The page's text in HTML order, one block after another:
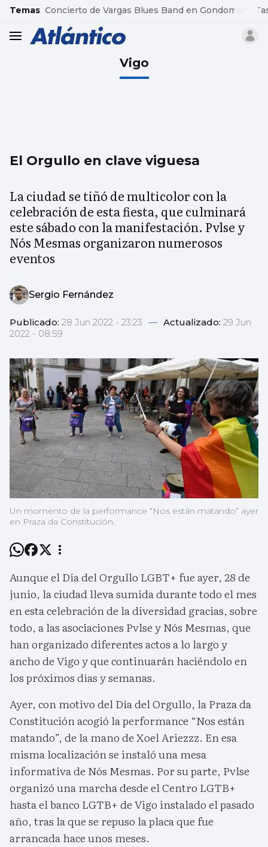
common.go-to-content
Temas Concierto de Vargas Blues Band en Gondomar
header.menu.open
Vigo
El Orgullo en clave viguesa
La ciudad se tiñó de multicolor con la
celebración de esta fiesta, que culminará
este sábado con la manifestación. Pvlse y
Nós Mesmas organizaron numerosos
eventos
Sergio Fernández
Publicado: 28 Jun 2022 - 23:23 — Actualizado: 29 Jun
2022 - 08:59
Un momento de la performance “Nos están matando” ayer
en Praza da Constitución.
Aunque el Día del Orgullo LGBT+ fue ayer, 28 de
junio, la ciudad lleva sumida durante todo el mes
en esta celebración de la diversidad gracias, sobre
todo, a las asociaciones Pvlse y Nós Mesmas, que
han organizado diferentes actos a lo largo y
ancho de Vigo y que continuarán haciéndolo en
los próximos días y semanas.
Ayer, con motivo del Día del Orgullo, la Praza da
Constitución acogió la performance “Nos están
matando”, de la mano de Xoel Ariezzz. En esa
misma localización se instaló una mesa
informativa de Nós Mesmas. Por su parte, Pvlse
organizó una marcha desde el Centro LGTB+
hasta el banco LGTB+ de Vigo instalado el pasado
año, tras la que se repuso la placa que fue
arrancada hace unos meses.